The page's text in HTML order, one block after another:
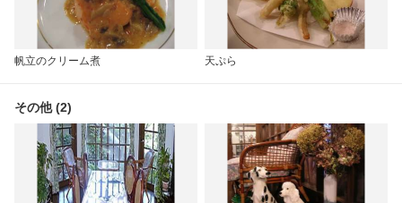
帆立のクリーム煮 天ぷら
その他 (2)